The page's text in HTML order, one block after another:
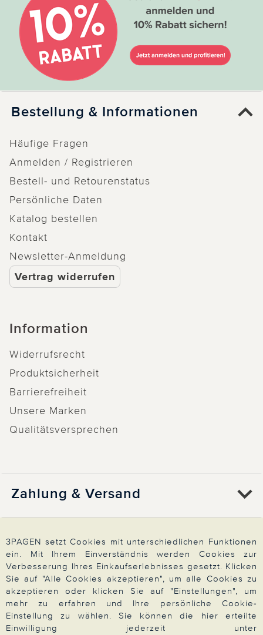
Bestellung & Informationen
Häufige Fragen
Anmelden / Registrieren
Bestell- und Retourenstatus
Persönliche Daten
Katalog bestellen
Kontakt
Newsletter-Anmeldung
Vertrag widerrufen
Information
Widerrufsrecht
Produktsicherheit
Barrierefreiheit
Unsere Marken
Qualitätsversprechen
Zahlung & Versand
Über 3PAGEN
Wir beraten Sie gern
Impressum Datenschutz
3PAGEN setzt Cookies mit unterschiedlichen Funktionen
ein. Mit Ihrem Einverständnis werden Cookies zur
Verbesserung Ihres Einkaufserlebnisses gesetzt. Klicken
Sie auf "Alle Cookies akzeptieren", um alle Cookies zu
akzeptieren oder klicken Sie auf "Einstellungen", um
mehr zu erfahren und Ihre persönliche Cookie-
Einstellung zu wählen. Sie können die hier erteilte
Einwilligung jederzeit unter